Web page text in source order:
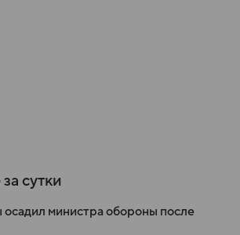
сутки
министра обороны после